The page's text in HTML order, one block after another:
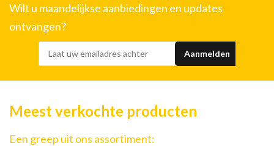
Wilt u maandelijkse aanbiedingen en updates
ontvangen?
Meest verkochte producten
Een greep uit ons assortiment: